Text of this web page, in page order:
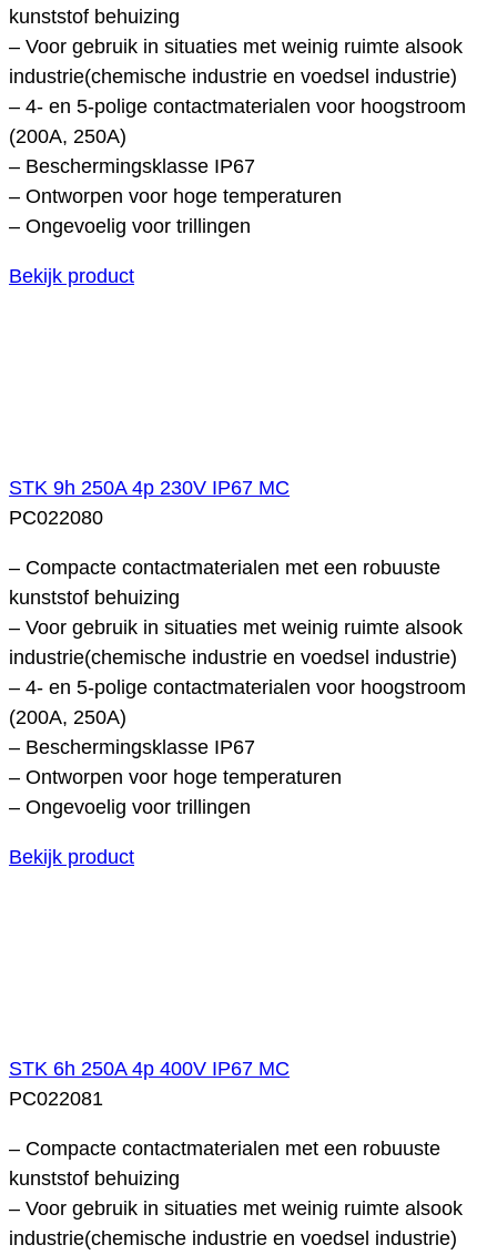
kunststof behuizing
– Voor gebruik in situaties met weinig ruimte alsook
industrie(chemische industrie en voedsel industrie)
– 4- en 5-polige contactmaterialen voor hoogstroom
(200A, 250A)
– Beschermingsklasse IP67
– Ontworpen voor hoge temperaturen
– Ongevoelig voor trillingen
Bekijk product
STK 9h 250A 4p 230V IP67 MC
PC022080
– Compacte contactmaterialen met een robuuste
kunststof behuizing
– Voor gebruik in situaties met weinig ruimte alsook
industrie(chemische industrie en voedsel industrie)
– 4- en 5-polige contactmaterialen voor hoogstroom
(200A, 250A)
– Beschermingsklasse IP67
– Ontworpen voor hoge temperaturen
– Ongevoelig voor trillingen
Bekijk product
STK 6h 250A 4p 400V IP67 MC
PC022081
– Compacte contactmaterialen met een robuuste
kunststof behuizing
– Voor gebruik in situaties met weinig ruimte alsook
industrie(chemische industrie en voedsel industrie)